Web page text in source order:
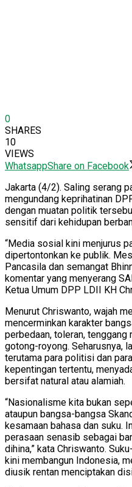
0
SHARES
10
VIEWS
WhatsappShare on Facebook
Jakarta (4/2). Saling serang
mengundang keprihatinan
dengan muatan politik
sensitif dari kehidupan
“Media sosial kini menjurus
dipertontonkan ke publik.
Pancasila dan semangat
komentar yang menyerang
Ketua Umum DPP LDII KH
Menurut Chriswanto, wajah
mencerminkan karakter
perbedaan, toleran,
gotong-royong. Seharusnya,
terutama para politisi dan
kepentingan tertentu,
bersifat natural atau alamiah.
“Nasionalisme kita bukan
ataupun bangsa-bangsa
kesamaan bahasa dan suku.
perasaan senasib sebagai
dihina,” kata Chriswanto.
kini membangun Indonesia,
diusik rentan menciptakan